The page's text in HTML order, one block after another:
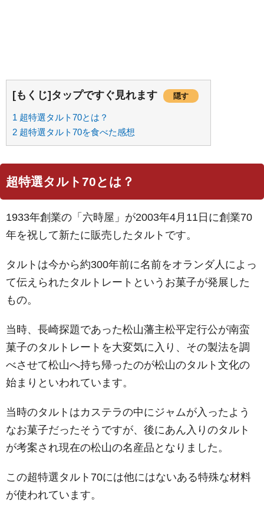
[もくじ]タップですぐ見れます 隠す
1 超特選タルト70とは？
2 超特選タルト70を食べた感想
超特選タルト70とは？
1933年創業の「六時屋」が2003年4月11日に創業70
年を祝して新たに販売したタルトです。
タルトは今から約300年前に名前をオランダ人によっ
て伝えられたタルトレートというお菓子が発展した
もの。
当時、長崎探題であった松山藩主松平定行公が南蛮
菓子のタルトレートを大変気に入り、その製法を調
べさせて松山へ持ち帰ったのが松山のタルト文化の
始まりといわれています。
当時のタルトはカステラの中にジャムが入ったよう
なお菓子だったそうですが、後にあん入りのタルト
が考案され現在の松山の名産品となりました。
この超特選タルト70には他にはないある特殊な材料
が使われています。